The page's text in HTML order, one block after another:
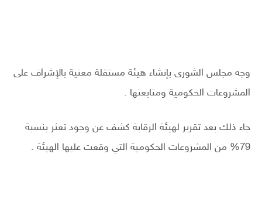
وجه مجلس الشورى بإنشاء هيئة مستقلة معنية بالإشراف على
المشروعات الحكومية ومتابعتها .
جاء ذلك بعد تقرير لهيئة الرقابة كشف عن وجود تعثر بنسبة
79% من المشروعات الحكومية التي وقعت عليها الهيئة .